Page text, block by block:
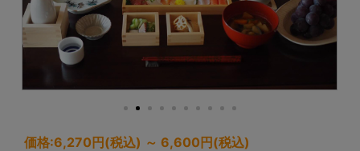
価格:6,270円(税込) ～ 6,600円(税込)